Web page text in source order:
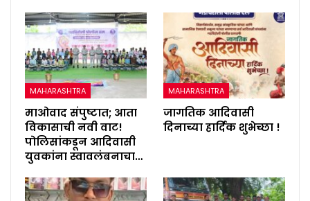
MAHARASHTRA
माओवाद संपुष्टात; आता
विकासाची नवी वाट!
पोलिसांकडून आदिवासी
युवकांना स्वावलंबनाचा…
MAHARASHTRA
जागतिक आदिवासी
दिनाच्या हार्दिक शुभेच्छा !